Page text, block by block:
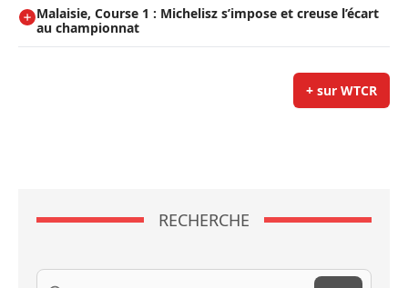
Malaisie, Course 1 : Michelisz s’impose et creuse l’écart
au championnat
+ sur WTCR
RECHERCHE
Recherche